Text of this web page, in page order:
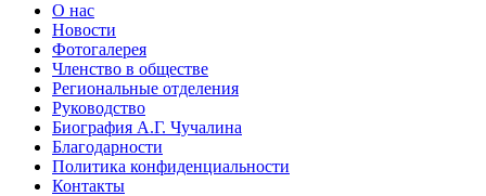
О нас
Новости
Фотогалерея
Членство в обществе
Региональные отделения
Руководство
Биография А.Г. Чучалина
Благодарности
Политика конфиденциальности
Контакты